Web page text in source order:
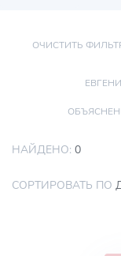
ОЧИСТИТЬ
НАЙДЕНО: 0
СОРТИРОВАТЬ ПО